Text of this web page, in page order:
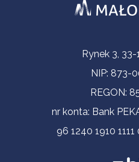
Informacje kontaktowe
Rynek 3,
NIP: 873-
REGON:
nr konta: Bank
96 1240 1910